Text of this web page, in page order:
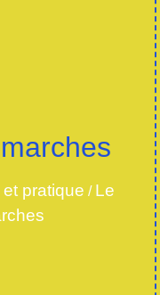
pratique / Le